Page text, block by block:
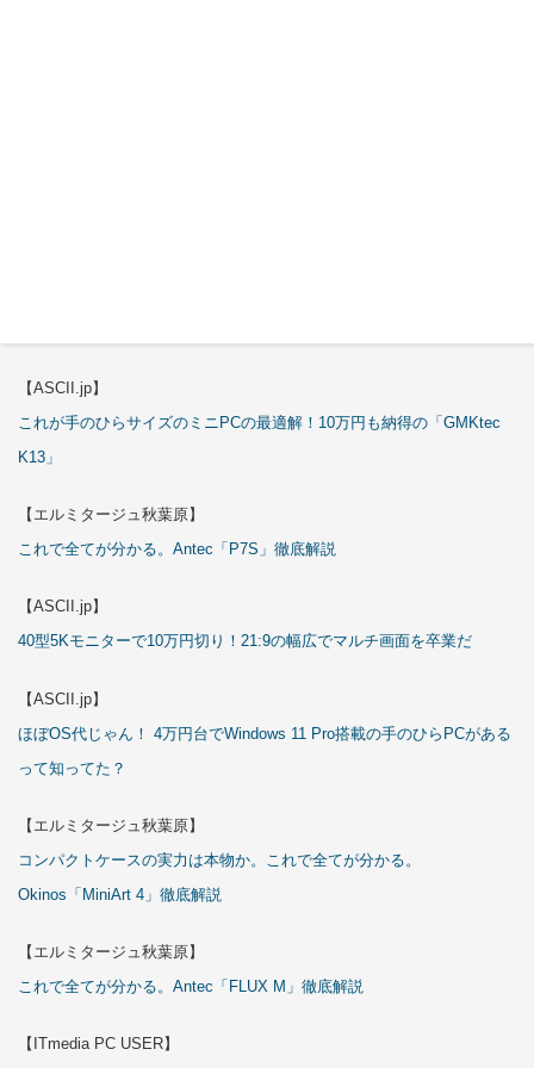
【ASCII.jp】
これが手のひらサイズのミニPCの最適解！10万円も納得の「GMKtec
K13」
【エルミタージュ秋葉原】
これで全てが分かる。Antec「P7S」徹底解説
【ASCII.jp】
40型5Kモニターで10万円切り！21:9の幅広でマルチ画面を卒業だ
【ASCII.jp】
ほぼOS代じゃん！ 4万円台でWindows 11 Pro搭載の手のひらPCがある
って知ってた？
【エルミタージュ秋葉原】
コンパクトケースの実力は本物か。これで全てが分かる。
Okinos「MiniArt 4」徹底解説
【エルミタージュ秋葉原】
これで全てが分かる。Antec「FLUX M」徹底解説
【ITmedia PC USER】